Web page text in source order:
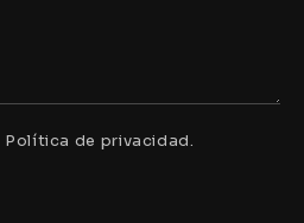
Política de privacidad.